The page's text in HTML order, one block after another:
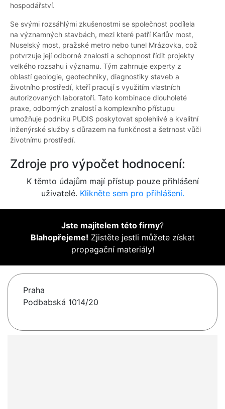
hospodářství.
Se svými rozsáhlými zkušenostmi se společnost podílela
na významných stavbách, mezi které patří Karlův most,
Nuselský most, pražské metro nebo tunel Mrázovka, což
potvrzuje její odborné znalosti a schopnost řídit projekty
velkého rozsahu i významu. Tým zahrnuje experty z
oblastí geologie, geotechniky, diagnostiky staveb a
životního prostředí, kteří pracují s využitím vlastních
autorizovaných laboratoří. Tato kombinace dlouholeté
praxe, odborných znalostí a komplexního přístupu
umožňuje podniku PUDIS poskytovat spolehlivé a kvalitní
inženýrské služby s důrazem na funkčnost a šetrnost vůči
životnímu prostředí.
Zdroje pro výpočet hodnocení:
K těmto údajům mají přístup pouze přihlášení
uživatelé. Klikněte sem pro přihlášení.
Jste majitelem této firmy?
Blahopřejeme! Zjistěte jestli můžete získat
propagační materiály!
Praha
Podbabská 1014/20